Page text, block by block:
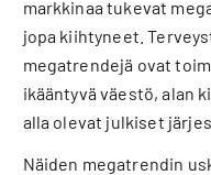
markkinaa tukevat
jopa kiihtyneet.
megatrendejä ovat
ikääntyvä väestö, alan
alla olevat julkiset
Näiden megatrendin